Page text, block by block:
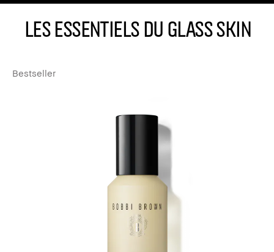
LES ESSENTIELS DU GLASS SKIN
Bestseller